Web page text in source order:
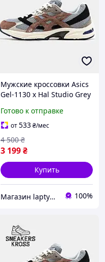
Мужские кроссовки Asics
Gel-1130 x Hal Studio Grey
Готово к отправке
от533₴/мес
3 199₴
4 500 ₴
Купить
Магазин laptyclub. Спортивная обувь 100%